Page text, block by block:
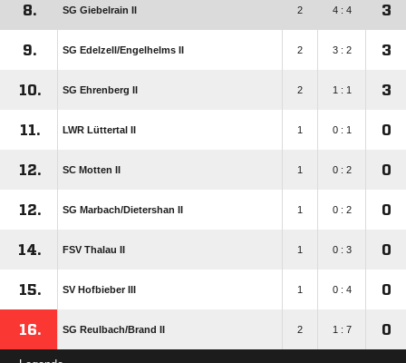
8. SG Giebelrain II 2 4 : 4 3
9. SG Edelzell/​Engelhelms II 2 3 : 2 3
10. SG Ehrenberg II 2 1 : 1 3
11. LWR Lüttertal II 1 0 : 1 0
12. SC Motten II 1 0 : 2 0
12. SG Marbach/​Dietershan II 1 0 : 2 0
14. FSV Thalau II 1 0 : 3 0
15. SV Hofbieber III 1 0 : 4 0
16. SG Reulbach/​Brand II 2 1 : 7 0